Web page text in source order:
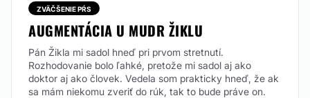
ZVÄČŠENIE PŔS
AUGMENTÁCIA U MUDR ŽIKLU
Pán Žikla mi sadol hneď pri prvom stretnutí.
Rozhodovanie bolo ľahké, pretože mi sadol aj ako
doktor aj ako človek. Vedela som prakticky hneď, že ak
sa mám niekomu zveriť do rúk, tak to bude práve on.